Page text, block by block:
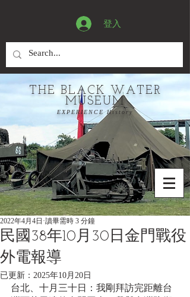
登入
THE BLACK WATER
MUSEUM
EXPERIENCE History
民國38年10月30日金門戰役
外電報導
2022年4月4日 讀畢需時 3 分鐘
已更新： 2025年10月20日
台北、十月三十日：我剛拜訪完距離台